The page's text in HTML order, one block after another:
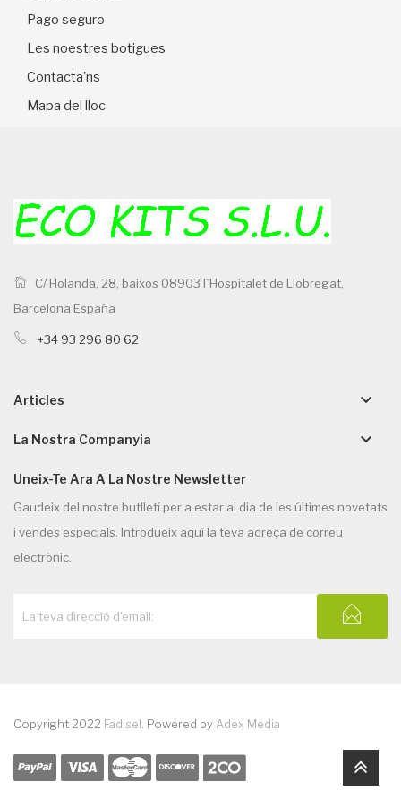
Pago seguro
Les noestres botigues
Contacta'ns
Mapa del lloc
C/ Holanda, 28, baixos 08903 l`Hospitalet de Llobregat,
Barcelona España
+34 93 296 80 62
Articles keyboard_arrow_down
La Nostra Companyia keyboard_arrow_down
Uneix-Te Ara A La Nostre Newsletter
Gaudeix del nostre butlletí per a estar al dia de les últimes novetats
i vendes especials. Introdueix aquí la teva adreça de correu
electrònic.
Copyright 2022 Fadisel . Powered by Adex Media